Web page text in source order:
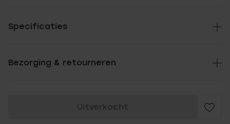
Specificaties
Bezorging & retourneren
Uitverkocht